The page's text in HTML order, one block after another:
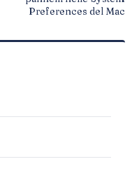
Preferences del Mac